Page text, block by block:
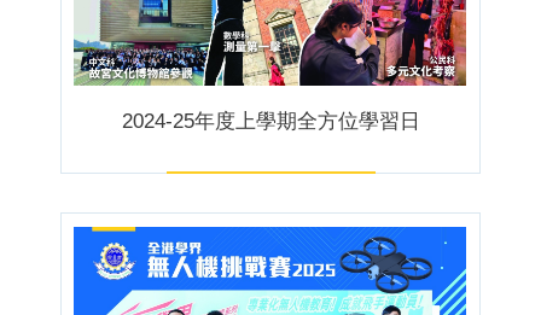
2024-25年度上學期全方位學習日